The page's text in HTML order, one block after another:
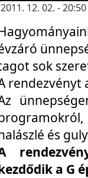
2011. 12. 02. -
sok
rendezvényt
és
a G